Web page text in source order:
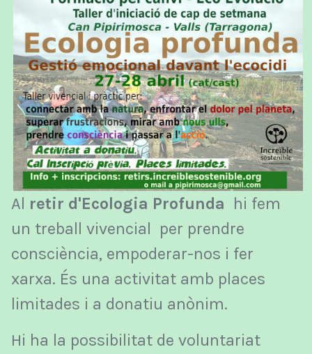
Al retir d'Ecologia Profunda hi fem
un treball vivencial per prendre
consciència, empoderar-nos i fer
xarxa. És una activitat amb places
limitades i a donatiu anònim.
Hi ha la possibilitat de voluntariat